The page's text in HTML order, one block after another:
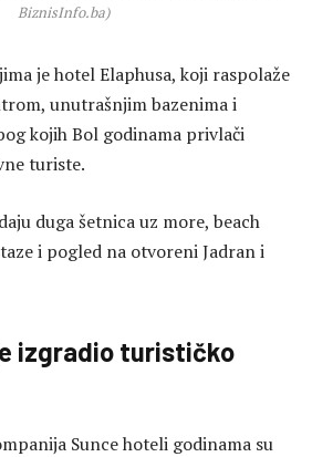
BiznisInfo.ba)
je hotel Elaphusa, koji raspolaže
unutrašnjim bazenima i
kojih Bol godinama privlači
turiste.
duga šetnica uz more, beach
i pogled na otvoreni Jadran i
izgradio turističko
Sunce hoteli godinama su